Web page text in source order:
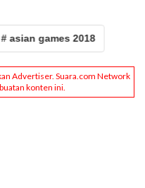
# asian games 2018